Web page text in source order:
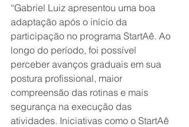
“Gabriel Luiz apresentou uma boa
adaptação após o início da
participação no programa StartAê. Ao
longo do período, foi possível
perceber avanços graduais em sua
postura profissional, maior
compreensão das rotinas e mais
segurança na execução das
atividades. Iniciativas como o StartAê